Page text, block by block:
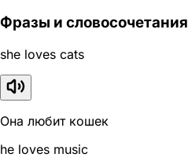
Фразы и словосочетания
she loves cats
Она любит кошек
he loves music